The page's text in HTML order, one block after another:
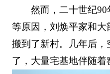
然而，二十世纪
等原因，刘焕平家和
搬到了新村。几年后
了，大量宅基地伴随着